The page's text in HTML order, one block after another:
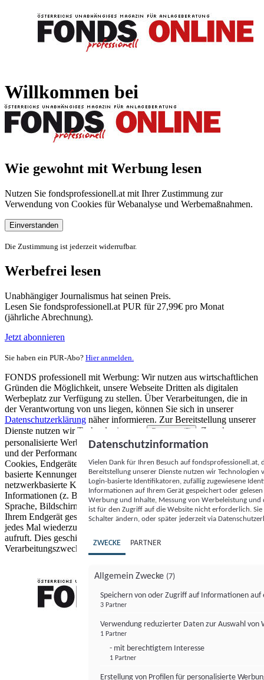
Willkommen bei
Wie gewohnt mit Werbung lesen
Nutzen Sie fondsprofessionell.at mit Ihrer Zustimmung zur
Verwendung von Cookies für Webanalyse und Werbemaßnahmen.
Einverstanden
Die Zustimmung ist jederzeit widerrufbar.
Werbefrei lesen
Unabhängiger Journalismus hat seinen Preis.
Lesen Sie fondsprofessionell.at PUR für 27,99€ pro Monat
(jährliche Abrechnung).
Jetzt abonnieren
Sie haben ein PUR-Abo? Hier anmelden.
FONDS professionell mit Werbung: Wir nutzen aus wirtschaftlichen
Gründen die Möglichkeit, unsere Webseite Dritten als digitalen
Werbeplatz zur Verfügung zu stellen. Über Verarbeitungen, die in
der Verantwortung von uns liegen, können Sie sich in unserer
Datenschutzerklärung näher informieren. Zur Bereitstellung unserer
Dienste nutzen wir Technologien von
Partnern (5)
. Zwecke:
personalisierte Werbung und Inhalte, Messung von Werbeleistung
und der Performance von Inhalten sowie Zielgruppenforschung.
Cookies, Endgeräte- oder ähnliche Online-Kennungen (z. B. login-
basierte Kennungen, zufällig generierte Kennungen,
netzwerkbasierte Kennungen) können zusammen mit anderen
Informationen (z. B. Browsertyp und Browserinformationen,
Sprache, Bildschirmgröße, unterstützte Technologien usw.) auf
Ihrem Endgerät gespeichert oder von dort ausgelesen werden, um es
jedes Mal wiederzuerkennen, wenn es eine App oder einer Webseite
aufruft. Dies geschieht für einen oder mehrere der hier aufgeführten
Verarbeitungszwecke.
Datenschutzinformation
Vielen Dank für Ihren Besuch auf
Bereitstellung unserer Dienste nutzen wir Technologien
Login-basierte Identifikatoren, zufällig zugewiesene
Informationen auf Ihrem Gerät gespeichert oder
Werbung und Inhalte, Messung von Werbeleistung
ist für den Zugriff auf die Website nicht erforderlich.
Schalter ändern, oder später jederzeit via
ZWECKE PARTNER
Allgemein Zwecke (7)
Speichern von oder Zugriff auf Informationen auf
3 Partner
Verwendung reduzierter Daten zur Auswahl von
1 Partner
- mit berechtigtem Interesse
1 Partner
Erstellung von Profilen für personalisierte
FONDS professionell